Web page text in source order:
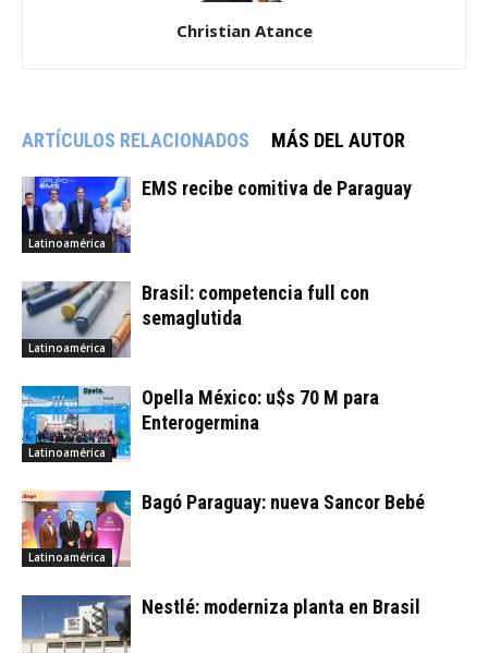
Christian Atance
ARTÍCULOS RELACIONADOS MÁS DEL AUTOR
Latinoamérica
EMS recibe comitiva de Paraguay
Latinoamérica
Brasil: competencia full con
semaglutida
Latinoamérica
Opella México: u$s 70 M para
Enterogermina
Latinoamérica
Bagó Paraguay: nueva Sancor Bebé
Nestlé: moderniza planta en Brasil